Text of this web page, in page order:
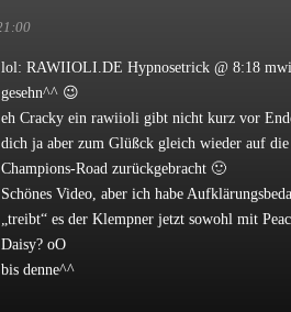
lol: RAWIIOLI.DE Hypnosetrick @ 8:18
gesehn^^ 😉
eh Cracky ein rawiioli gibt nicht kurz vor
dich ja aber zum Glüßck gleich wieder auf
Champions-Road zurückgebracht 🙂
Schönes Video, aber ich habe
„treibt“ es der Klempner jetzt sowohl mit
Daisy? oO
bis denne^^